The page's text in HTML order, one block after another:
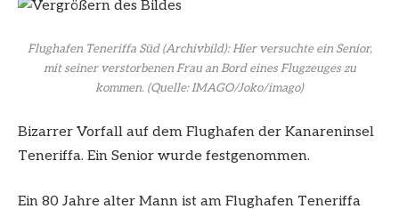
Flughafen Teneriffa Süd (Archivbild): Hier versuchte ein Senior,
mit seiner verstorbenen Frau an Bord eines Flugzeuges zu
kommen. (Quelle: IMAGO/Joko/imago)
Bizarrer Vorfall auf dem Flughafen der Kanareninsel
Teneriffa. Ein Senior wurde festgenommen.
Ein 80 Jahre alter Mann ist am Flughafen Teneriffa